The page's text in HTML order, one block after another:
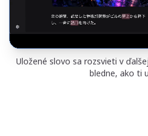
Uložené slovo sa rozsvieti v
bledne, ako ti